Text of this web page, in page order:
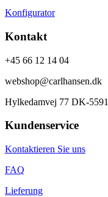
Konfigurator
Kontakt
+45 66 12 14 04
webshop@carlhansen.dk
Hylkedamvej 77 DK-
Kundenservice
Kontaktieren Sie uns
FAQ
Lieferung